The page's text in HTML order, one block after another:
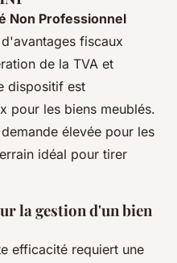
Non Professionnel
fiscaux
de la TVA et
dispositif est
pour les biens meublés.
élevée pour les
idéal pour tirer
la gestion d'un bien
efficacité requiert une